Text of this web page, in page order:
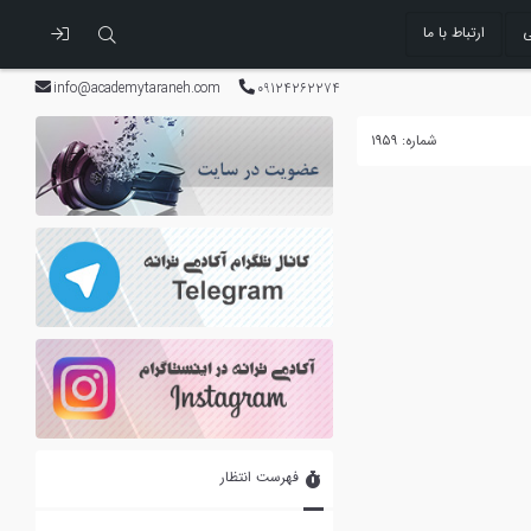
ارتباط با ما
09124262274
info@academytaraneh.com
شماره: ۱۹۵۹
فهرست انتظار